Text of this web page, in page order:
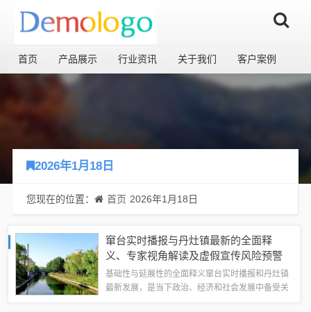
首页 产品展示 行业资讯 关于我们 客户案例
2026年1月18日
您现在的位置： 首页 2026年1月18日
窜台实时播报与丹灶镇最新的全面释
义、专家视角解读及虚假宣传风险预警
基础性与延展性的全面释义窜台实时播报和丹灶镇
最新发展，是当下政治、经济和社会发展中备受关